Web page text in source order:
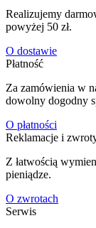
Realizujemy
powyżej 50 zł.
O dostawie
Płatność
Za zamówienia w
dowolny dogodny
O płatności
Reklamacje i
Z łatwością
pieniądze.
O zwrotach
Serwis